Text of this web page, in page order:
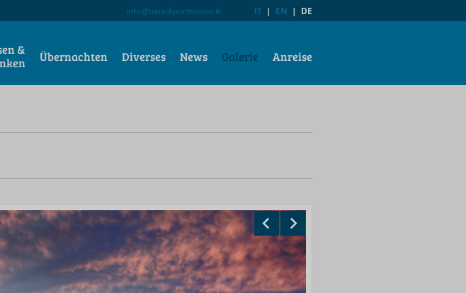
info@baiadiportonovo.it IT | EN | DE
&
Übernachten Diverses News Galerie Anreise